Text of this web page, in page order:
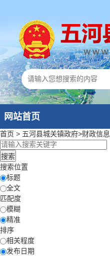
网站首页
首页 > 五河县城关镇政府>财政信息
搜索位置
标题
全文
匹配度
模糊
精准
排序
相关程度
发布日期